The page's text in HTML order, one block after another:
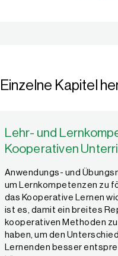
Einzelne Kapitel
Lehr- und
Kooperativen
Anwendungs- und
um Lernkompetenzen zu
das Kooperative Lernen
ist es, damit ein breites
kooperativen Methoden
haben, um den
Lernenden besser